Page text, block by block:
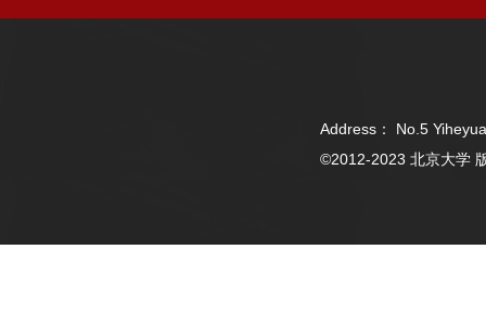
Address： No.5
©2012-2023 北京大学